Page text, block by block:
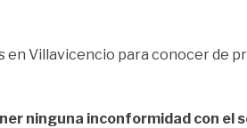
Villavicencio para conocer de
ninguna inconformidad con el